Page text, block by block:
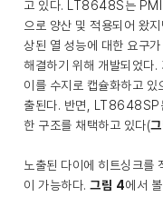
고 있다. LT8648S는
으로 양산 및 적용되어 왔
상된 열 성능에 대한 요구
해결하기 위해 개발되었다.
이를 수지로 캡슐화하고
출된다. 반면, LT8648SP
한 구조를 채택하고 있다(
노출된 다이에 히트싱크를
이 가능하다. 그림 4에서